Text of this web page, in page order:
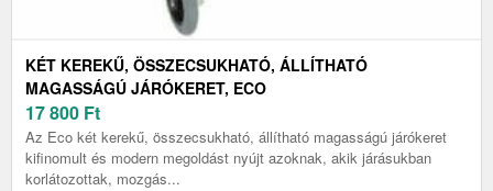
KÉT KEREKŰ, ÖSSZECSUKHATÓ, ÁLLÍTHATÓ
MAGASSÁGÚ JÁRÓKERET, ECO
17 800 Ft
Az Eco két kerekű, összecsukható, állítható magasságú járókeret
kifinomult és modern megoldást nyújt azoknak, akik járásukban
korlátozottak, mozgás...